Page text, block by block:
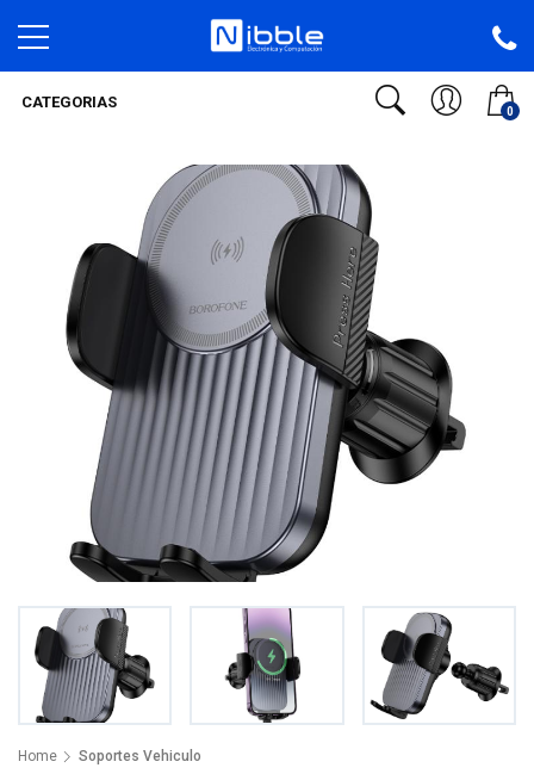
0
CATEGORIAS
Home Soportes Vehiculo